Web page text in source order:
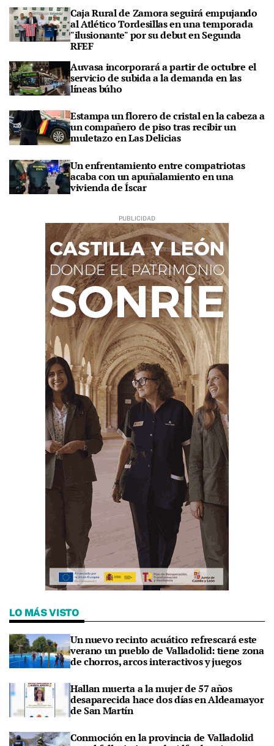
Caja Rural de Zamora seguirá empujando
al Atlético Tordesillas en una temporada
"ilusionante" por su debut en Segunda
RFEF
Auvasa incorporará a partir de octubre el
servicio de subida a la demanda en las
líneas búho
Estampa un florero de cristal en la cabeza a
un compañero de piso tras recibir un
muletazo en Las Delicias
Un enfrentamiento entre compatriotas
acaba con un apuñalamiento en una
vivienda de Íscar
LO MÁS VISTO
Un nuevo recinto acuático refrescará este
verano un pueblo de Valladolid: tiene zona
de chorros, arcos interactivos y juegos
Hallan muerta a la mujer de 57 años
desaparecida hace dos días en Aldeamayor
de San Martín
Conmoción en la provincia de Valladolid